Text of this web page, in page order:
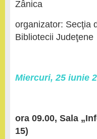
Zânica
organizator: Secţia
Bibliotecii
Miercuri, 25 iunie
ora 09.00, Sala
15)